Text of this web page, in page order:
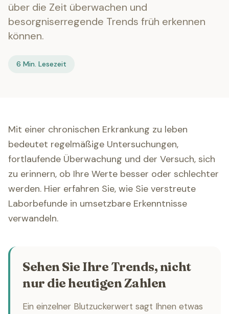
über die Zeit überwachen und
besorgniserregende Trends früh erkennen
können.
6 Min. Lesezeit
Mit einer chronischen Erkrankung zu leben
bedeutet regelmäßige Untersuchungen,
fortlaufende Überwachung und der Versuch, sich
zu erinnern, ob Ihre Werte besser oder schlechter
werden. Hier erfahren Sie, wie Sie verstreute
Laborbefunde in umsetzbare Erkenntnisse
verwandeln.
Sehen Sie Ihre Trends, nicht
nur die heutigen Zahlen
Ein einzelner Blutzuckerwert sagt Ihnen etwas